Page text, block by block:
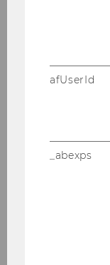
afUserId
_abexps